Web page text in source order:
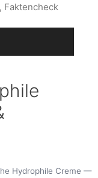
Hydrophile Creme —